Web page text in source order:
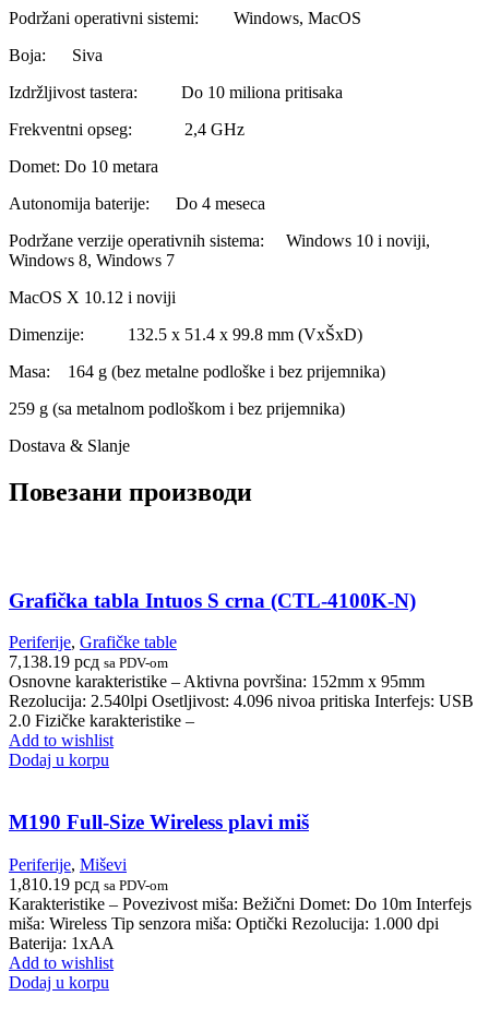
Podržani operativni sistemi: Windows, MacOS
Boja: Siva
Izdržljivost tastera: Do 10 miliona pritisaka
Frekventni opseg: 2,4 GHz
Domet: Do 10 metara
Autonomija baterije: Do 4 meseca
Podržane verzije operativnih sistema: Windows 10 i noviji,
Windows 8, Windows 7
MacOS X 10.12 i noviji
Dimenzije: 132.5 x 51.4 x 99.8 mm (VxŠxD)
Masa: 164 g (bez metalne podloške i bez prijemnika)
259 g (sa metalnom podloškom i bez prijemnika)
Dostava & Slanje
Повезани производи
Grafička tabla Intuos S crna (CTL-4100K-N)
Periferije, Grafičke table
7,138.19 рсд sa PDV-om
Osnovne karakteristike – Aktivna površina: 152mm x 95mm
Rezolucija: 2.540lpi Osetljivost: 4.096 nivoa pritiska Interfejs: USB
2.0 Fizičke karakteristike –
Add to wishlist
Dodaj u korpu
M190 Full-Size Wireless plavi miš
Periferije, Miševi
1,810.19 рсд sa PDV-om
Karakteristike – Povezivost miša: Bežični Domet: Do 10m Interfejs
miša: Wireless Tip senzora miša: Optički Rezolucija: 1.000 dpi
Baterija: 1xAA
Add to wishlist
Dodaj u korpu